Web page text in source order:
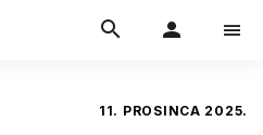
11. PROSINCA 2025.